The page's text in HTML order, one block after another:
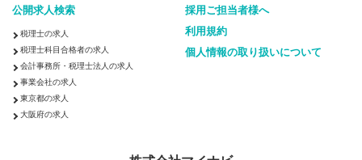
公開求人検索
税理士の求人
税理士科目合格者の求人
会計事務所・税理士法人の求人
事業会社の求人
東京都の求人
大阪府の求人
採用ご担当者様へ
利用規約
個人情報の取り扱いについて